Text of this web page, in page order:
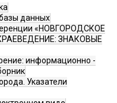
данных
«НОВГОРОДСКОЕ
ЗНАКОВЫЕ
информационно -
Указатели